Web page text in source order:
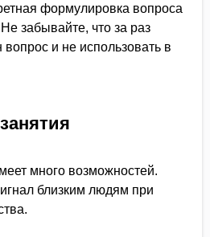
формулировка вопроса
забывайте, что за раз
и не использовать в
много возможностей.
близким людям при